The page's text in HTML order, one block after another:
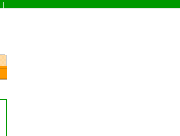
｜